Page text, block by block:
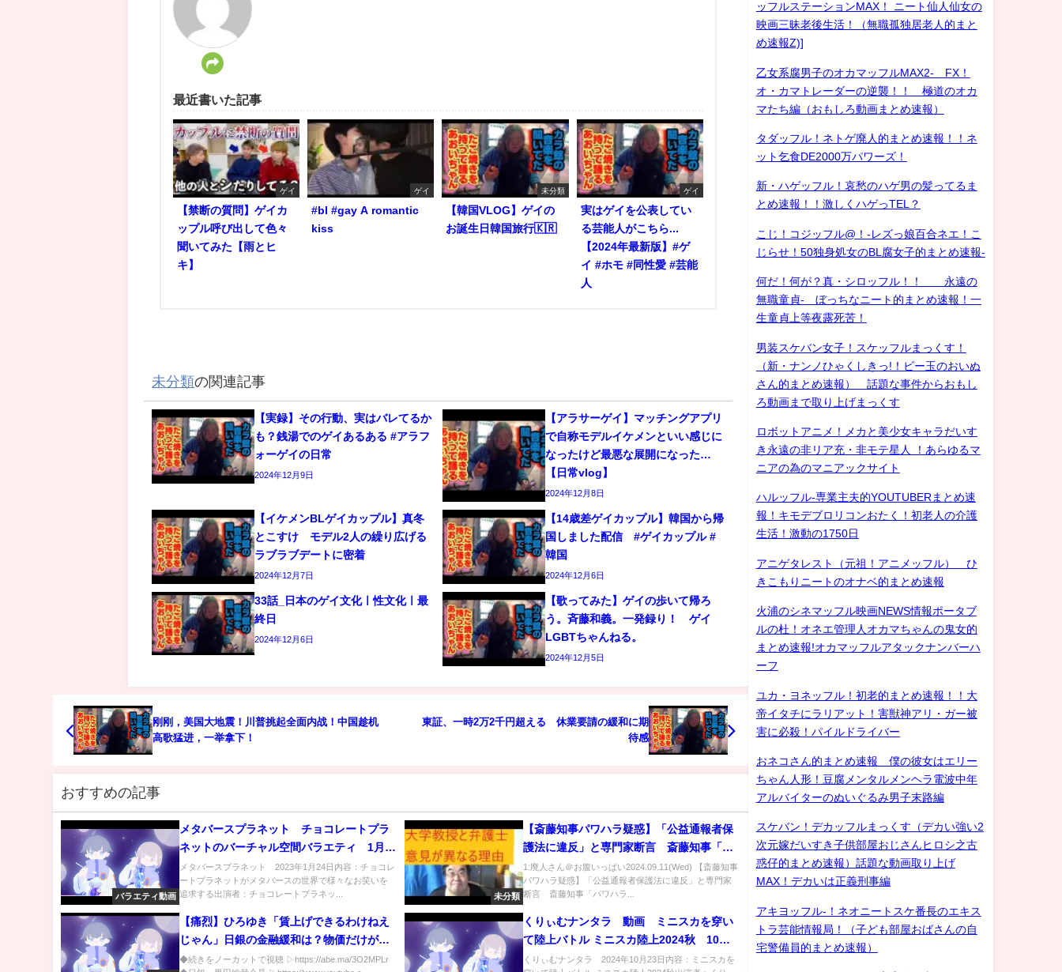
最近書いた記事
ゲイ
【禁断の質問】ゲイカ
ップル呼び出して色々
聞いてみた【雨とヒ
キ】
ゲイ
#bl #gay A romantic
kiss
未分類
【韓国VLOG】ゲイの
お誕生日韓国旅行🇰🇷
ゲイ
実はゲイを公表してい
る芸能人がこちら...
【2024年最新版】#ゲ
イ #ホモ #同性愛 #芸能
人
未分類の関連記事
【実録】その行動、実はバレてるか
も？銭湯でのゲイあるある #アラフ
ォーゲイの日常
2024年12月9日
【アラサーゲイ】マッチングアプリ
で自称モデルイケメンといい感じに
なったけど最悪な展開になった…
【日常vlog】
2024年12月8日
【イケメンBLゲイカップル】真冬
とこすけ モデル2人の繰り広げる
ラブラブデートに密着
2024年12月7日
【14歳差ゲイカップル】韓国から帰
国しました配信 #ゲイカップル #
韓国
2024年12月6日
33話_日本のゲイ文化ㅣ性文化ㅣ最
終日
2024年12月6日
【歌ってみた】ゲイの歩いて帰ろ
う。斉藤和義。一発録り！ ゲイ
LGBTちゃんねる。
2024年12月5日
刚刚，美国大地震！川普挑起全面内战！中国趁机
高歌猛进，一举拿下！
東証、一時2万2千円超える 休業要請の緩和に期
待感
おすすめの記事
バラエティ動画
メタバースプラネット チョコレートプラ
ネットのバーチャル空間バラエティ 1月
24日
メタバースプラネット 2023年1月24日内容：チョコレ
ートプラネットがメタバースの世界で様々なお笑いを
追求する出演者：チョコレートプラネッ...
未分類
【斎藤知事パワハラ疑惑】「公益通報者保
護法に違反」と専門家断言 斎藤知事「パ
ワハラ」告発めぐり 県の弁護士「問題な
い」主張も について
1:廃人さん＠お腹いっぱい2024.09.11(Wed) 【斎藤知事
パワハラ疑惑】「公益通報者保護法に違反」と専門家
断言 斎藤知事「パワハラ...
【痛烈】ひろゆき「賃上げできるわけねえ
じゃん」日銀の金融緩和は？物価だけが上
がる異常事態
◆続きをノーカットで視聴 ▷https://abe.ma/3O2MPLr
くりぃむナンタラ 動画 ミニスカを穿い
て陸上バトル ミニスカ陸上2024秋 10月
23日
くりぃむナンタラ 2024年10月23日内容：ミニスカを
ッフルステーションMAX！ ニート仙人仙女の
映画三昧老後生活！（無職孤独居老人的まと
め速報Z)]
乙女系腐男子のオカマッフルMAX2- FX！
オ・カマトレーダーの逆襲！！ 極道のオカ
マたち編（おもしろ動画まとめ速報）
タダッフル！ネトゲ廃人的まとめ速報！！ネ
ット乞食DE2000万パワーズ！
新・ハゲッフル！哀愁のハゲ男の髪ってるま
とめ速報！！激しくハゲっTEL？
こじ！コジッフル@！-レズっ娘百合ネエ！こ
じらせ！50独身処女のBL腐女子的まとめ速報-
何だ！何が？真・シロッフル！！ 永遠の
無職童貞- ぼっちなニート的まとめ速報！一
生童貞上等夜露死苦！
男装スケバン女子！スケッフルまっくす！
（新・ナンノひゃくしきっ!！ビー玉のおいぬ
さん的まとめ速報） 話題な事件からおもし
ろ動画まで取り上げまっくす
ロボットアニメ！メカと美少女キャラだいす
き永遠の非リア充・非モテ星人 ！あらゆるマ
ニアの為のマニアックサイト
ハルッフル-専業主夫的YOUTUBERまとめ速
報！キモデブロリコンおたく！初老人の介護
生活！激動の1750日
アニゲタレスト（元祖！アニメッフル） ひ
きこもりニートのオナベ的まとめ速報
火浦のシネマッフル映画NEWS情報ポータブ
ルの杜！オネエ管理人オカマちゃんの鬼女的
まとめ速報!オカマッフルアタックナンバーハ
ーフ
ユカ・ヨネッフル！初老的まとめ速報！！大
帝イタチにラリアット！害獣神アリ・ガー被
害に必殺！パイルドライバー
おネコさん的まとめ速報 僕の彼女はエリー
ちゃん人形！豆腐メンタルメンヘラ電波中年
アルバイターのぬいぐるみ男子末路編
スケバン！デカッフルまっくす（デカい強い2
次元嫁だいすき子供部屋おじさんヒロシ之古
惑仔的まとめ速報）話題な動画取り上げ
MAX！デカいは正義刑事編
アキヨッフル-！ネオニートスケ番長のエキス
トラ芸能情報局！（子ども部屋おばさんの自
宅警備員的まとめ速報）